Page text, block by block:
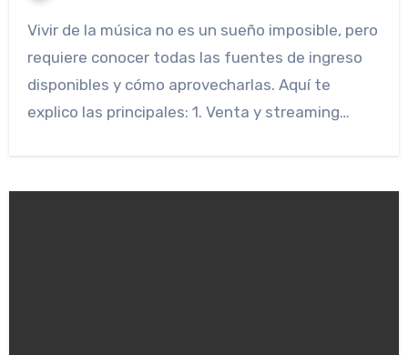
Vivir de la música no es un sueño imposible, pero
requiere conocer todas las fuentes de ingreso
disponibles y cómo aprovecharlas. Aquí te
explico las principales: 1. Venta y streaming…